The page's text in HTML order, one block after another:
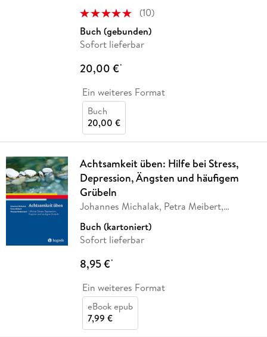
(10)
Buch (gebunden)
Sofort lieferbar
20,00 €*
Ein weiteres Format
Buch
20,00 €
Achtsamkeit üben: Hilfe bei Stress,
Depression, Ängsten und häufigem
Grübeln
Johannes Michalak, Petra Meibert,
Buch (kartoniert)
Sofort lieferbar
8,95 €*
Ein weiteres Format
eBook epub
7,99 €